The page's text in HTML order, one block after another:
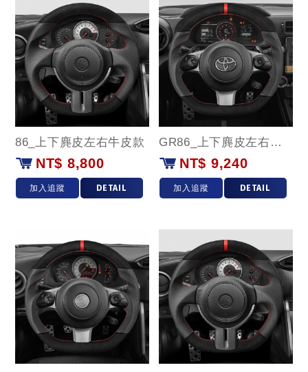
86_上下麂皮左右牛皮款
NT$ 8,800
加入追蹤 DETAIL
GR86_上下麂皮左右牛皮(紅環)款
NT$ 9,240
加入追蹤 DETAIL